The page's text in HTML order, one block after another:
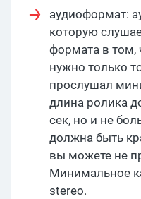
аудиоформат:
которую
формата в том,
нужно только
прослушал
длина ролика
сек, но и не
должна быть
вы можете не
Минимальное
stereo.